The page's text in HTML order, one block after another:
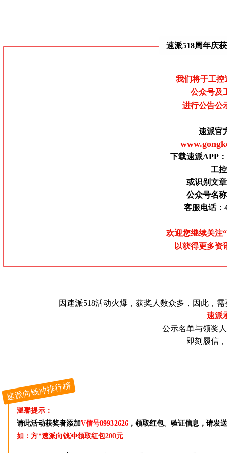
速派518周年庆
我们将于工控
公众号及
进行公告公
速派官
下载速派APP
工
或识别文
公众号名
客服电话：
欢迎您继续关注
以获得更多资
因速派518活动火爆，获奖人数众多，因此，
速派
公示名单与领奖
即刻履信
速派向钱冲排行榜
温馨提示：
请此活动获奖者添加V信号89932626 ，领取红包。验证信息，请发
如：方*速派向钱冲领取红包200元